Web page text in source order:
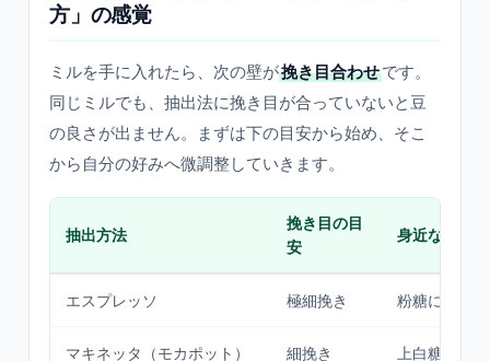
方」の感覚
ミルを手に入れたら、次の壁が挽き目合わせです。
同じミルでも、抽出法に挽き目が合っていないと豆
の良さが出ません。まずは下の目安から始め、そこ
から自分の好みへ微調整していきます。
抽出方法
挽き目の目
安
身近なイメ
エスプレッソ 極細挽き 粉糖に近い
マキネッタ（モカポット） 細挽き 上白糖くらい